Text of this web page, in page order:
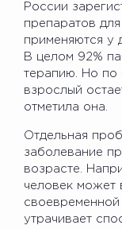
России
препаратов
применяются у
В целом 92%
терапию. Но по
взрослый
отметила она.
Отдельная
заболевание
возрасте.
человек может
своевременной
утрачивает